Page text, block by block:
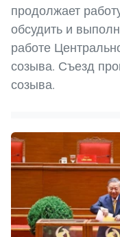
продолжает
обсудить и
работе
созыва. Съезд
созыва.